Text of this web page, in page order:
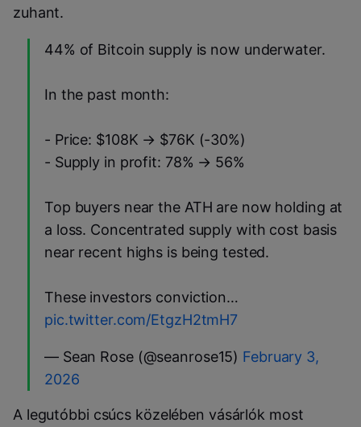
zuhant.
44% of Bitcoin supply is now underwater.
In the past month:
- Price: $108K → $76K (-30%)
- Supply in profit: 78% → 56%
Top buyers near the ATH are now holding at
a loss. Concentrated supply with cost basis
near recent highs is being tested.
These investors conviction…
pic.twitter.com/EtgzH2tmH7
— Sean Rose (@seanrose15) February 3,
2026
A legutóbbi csúcs közelében vásárlók most